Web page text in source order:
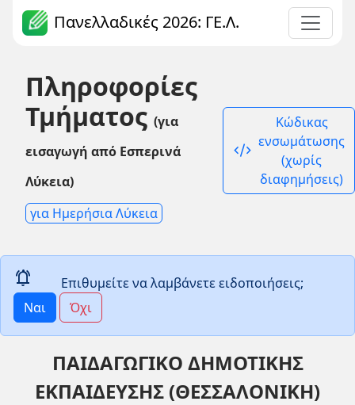
Πανελλαδικές 2026: ΓΕ.Λ.
Πληροφορίες
Τμήματος (για
εισαγωγή από Εσπερινά
Λύκεια)
για Ημερήσια Λύκεια
code_xml
Κώδικας
ενσωμάτωσης
(χωρίς
διαφημήσεις)
notifications_active
Επιθυμείτε να λαμβάνετε ειδοποιήσεις;
Ναι
Όχι
ΠΑΙΔΑΓΩΓΙΚΟ ΔΗΜΟΤΙΚΗΣ
ΕΚΠΑΙΔΕΥΣΗΣ (ΘΕΣΣΑΛΟΝΙΚΗ)